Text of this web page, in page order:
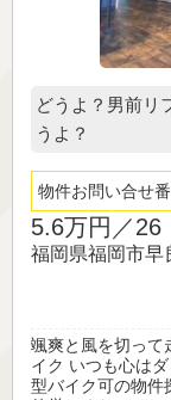
どうよ？男前
うよ？
物件お問い合せ
5.6万円／26
福岡県福岡市早
颯爽と風を切って
イク いつも心は
型バイク可の物件